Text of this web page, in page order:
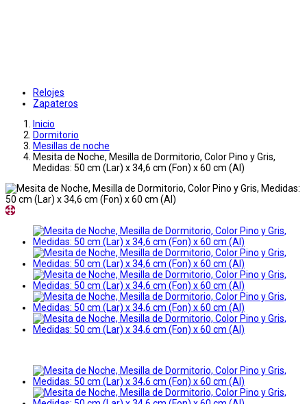
Relojes
Zapateros
Inicio
Dormitorio
Mesillas de noche
Mesita de Noche, Mesilla de Dormitorio, Color Pino y Gris,
Medidas: 50 cm (Lar) x 34,6 cm (Fon) x 60 cm (Al)